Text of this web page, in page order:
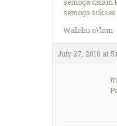
semoga sukses
Wallahu a\’lam
July 27, 2010 at